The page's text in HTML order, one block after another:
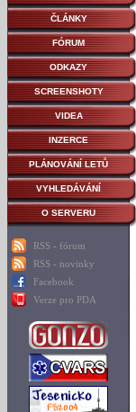
ČLÁNKY
FÓRUM
ODKAZY
SCREENSHOTY
VIDEA
INZERCE
PLÁNOVÁNÍ LETŮ
VYHLEDÁVÁNÍ
O SERVERU
RSS - fórum
RSS - novinky
Facebook
Verze pro PDA